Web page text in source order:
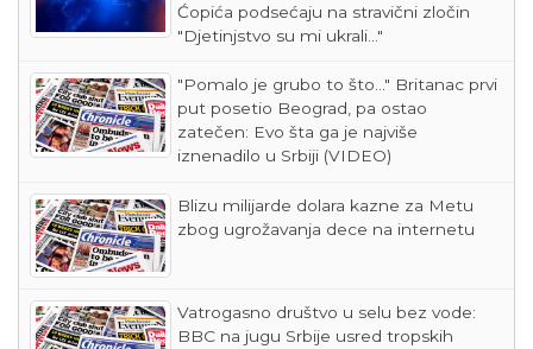
Ćopića podsećaju na stravični zločin
"Djetinjstvo su mi ukrali..."
"Pomalo je grubo to što..." Britanac prvi
put posetio Beograd, pa ostao
zatečen: Evo šta ga je najviše
iznenadilo u Srbiji (VIDEO)
Blizu milijarde dolara kazne za Metu
zbog ugrožavanja dece na internetu
Vatrogasno društvo u selu bez vode:
BBC na jugu Srbije usred tropskih